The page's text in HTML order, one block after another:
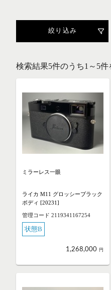
絞り込み
検索結果5件のうち1～5件
ミラーレス一眼
ライカ M11 グロッシーブラック
ボディ [20231]
管理コード 2119341167254
状態B
1,268,000 円